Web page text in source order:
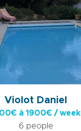
Violot Daniel
à 1900€ / week
6 people